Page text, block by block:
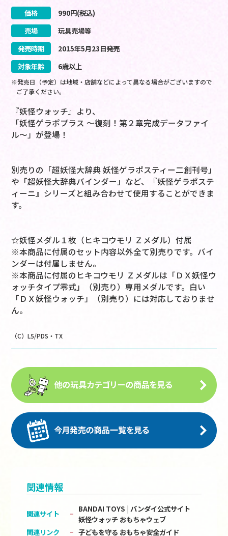
価格 990円(税込)
売場
玩具売場等
発売時期
2015年5月23日発売
対象年齢
6歳以上
※発売日（予定）は地域・店舗などによって異なる場合がございますので
ご了承ください。
『妖怪ウォッチ』より、
「妖怪ゲラポプラス ～復刻！第２章完成データファイ
ル～」が登場！
別売りの「超妖怪大辞典 妖怪ゲラポスティー二創刊号」
や「超妖怪大辞典バインダー」など、『妖怪ゲラポステ
ィーニ』シリーズと組み合わせて使用することができま
す。
☆妖怪メダル１枚（ヒキコウモリ Ｚメダル）付属
※本商品に付属のセット内容以外全て別売りです。バイ
ンダーは付属しません。
※本商品に付属のヒキコウモリ Ｚメダルは「ＤＸ妖怪ウ
ォッチタイプ零式」（別売り）専用メダルです。白い
「ＤＸ妖怪ウォッチ」（別売り）には対応しておりませ
ん。
（C）L5/PDS・TX
関連情報
関連サイト
BANDAI TOYS | バンダイ公式サイト
妖怪ウォッチ おもちゃウェブ
関連リンク
子どもを守る おもちゃ安全ガイド